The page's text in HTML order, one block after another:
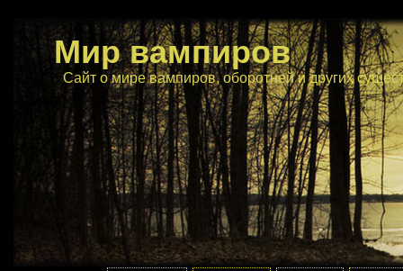
Мир вампиров
Сайт о мире вампиров, оборотней и других